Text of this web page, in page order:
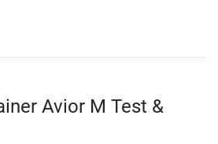
Avior M Test &